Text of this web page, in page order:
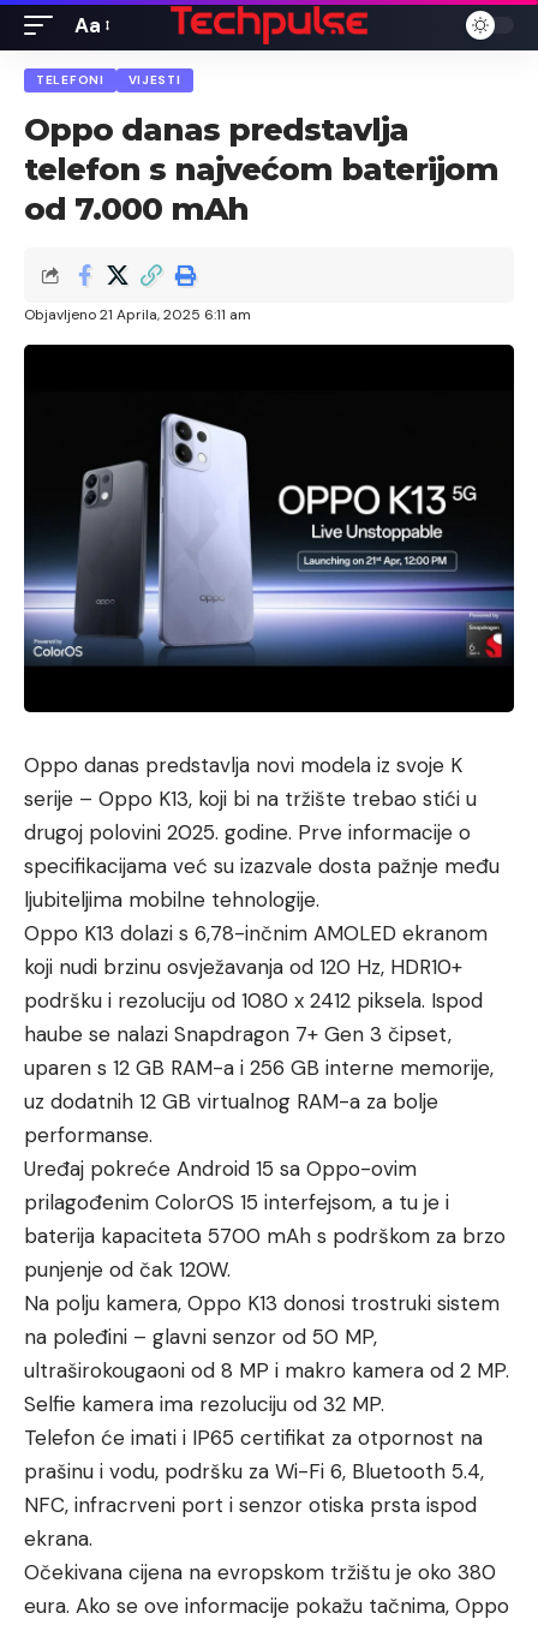
Font
Resizer
Aa
TELEFONI VIJESTI
Oppo danas predstavlja
telefon s najvećom baterijom
od 7.000 mAh
Objavljeno 21 Aprila, 2025 6:11 am
Oppo danas predstavlja novi modela iz svoje K
serije – Oppo K13, koji bi na tržište trebao stići u
drugoj polovini 2025. godine. Prve informacije o
specifikacijama već su izazvale dosta pažnje među
ljubiteljima mobilne tehnologije.
Oppo K13 dolazi s 6,78-inčnim AMOLED ekranom
koji nudi brzinu osvježavanja od 120 Hz, HDR10+
podršku i rezoluciju od 1080 x 2412 piksela. Ispod
haube se nalazi Snapdragon 7+ Gen 3 čipset,
uparen s 12 GB RAM-a i 256 GB interne memorije,
uz dodatnih 12 GB virtualnog RAM-a za bolje
performanse.
Uređaj pokreće Android 15 sa Oppo-ovim
prilagođenim ColorOS 15 interfejsom, a tu je i
baterija kapaciteta 5700 mAh s podrškom za brzo
punjenje od čak 120W.
Na polju kamera, Oppo K13 donosi trostruki sistem
na poleđini – glavni senzor od 50 MP,
ultraširokougaoni od 8 MP i makro kamera od 2 MP.
Selfie kamera ima rezoluciju od 32 MP.
Telefon će imati i IP65 certifikat za otpornost na
prašinu i vodu, podršku za Wi-Fi 6, Bluetooth 5.4,
NFC, infracrveni port i senzor otiska prsta ispod
ekrana.
Očekivana cijena na evropskom tržištu je oko 380
eura. Ako se ove informacije pokažu tačnima, Oppo